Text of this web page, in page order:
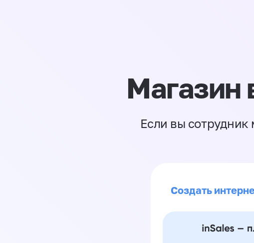
Магазин
Если вы сотрудник
Создать